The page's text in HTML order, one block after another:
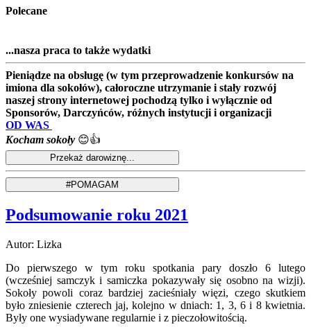
Polecane
...nasza praca to także wydatki
Pieniądze na obsługę (w tym przeprowadzenie konkursów na
imiona dla sokołów), całoroczne utrzymanie i stały rozwój
naszej strony internetowej pochodzą tylko i wyłącznie od
Sponsorów, Darczyńców, różnych instytucji i organizacji
OD WAS
Kocham sokoły 😊👍
Podsumowanie roku 2021
Autor: Lizka
Do pierwszego w tym roku spotkania pary doszło 6 lutego
(wcześniej samczyk i samiczka pokazywały się osobno na wizji).
Sokoły powoli coraz bardziej zacieśniały więzi, czego skutkiem
było zniesienie czterech jaj, kolejno w dniach: 1, 3, 6 i 8 kwietnia.
Były one wysiadywane regularnie i z pieczołowitością.